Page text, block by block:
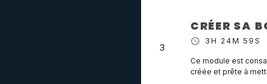
3
CRÉER SA
3H 24M 59S
Ce module est
créée et prête à